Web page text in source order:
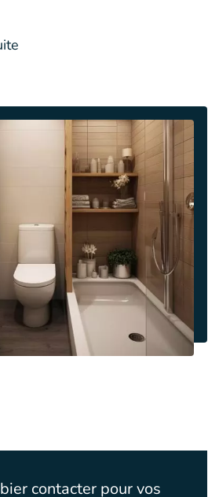
contacter pour vos